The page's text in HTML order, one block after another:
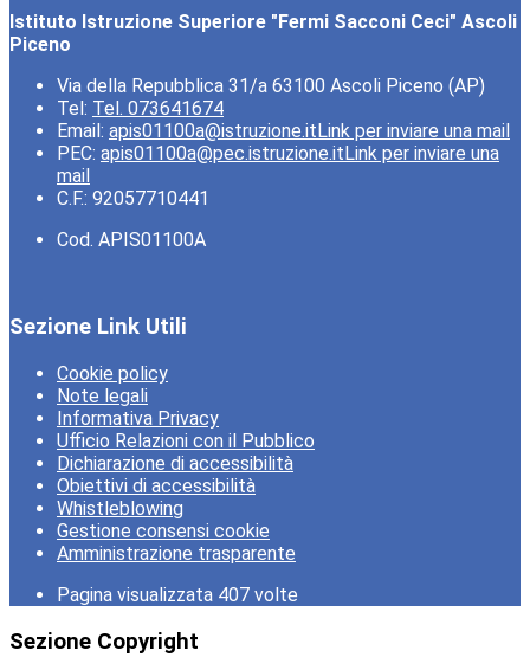
Istituto Istruzione Superiore "Fermi Sacconi Ceci" Ascoli
Piceno
Via della Repubblica 31/a 63100 Ascoli Piceno (AP)
Tel: Tel. 073641674
Email: apis01100a@istruzione.itLink per inviare una mail
PEC: apis01100a@pec.istruzione.itLink per inviare una
mail
C.F.: 92057710441
Cod. APIS01100A
Sezione Link Utili
Cookie policy
Note legali
Informativa Privacy
Ufficio Relazioni con il Pubblico
Dichiarazione di accessibilità
Obiettivi di accessibilità
Whistleblowing
Gestione consensi cookie
Amministrazione trasparente
Pagina visualizzata 407 volte
Sezione Copyright